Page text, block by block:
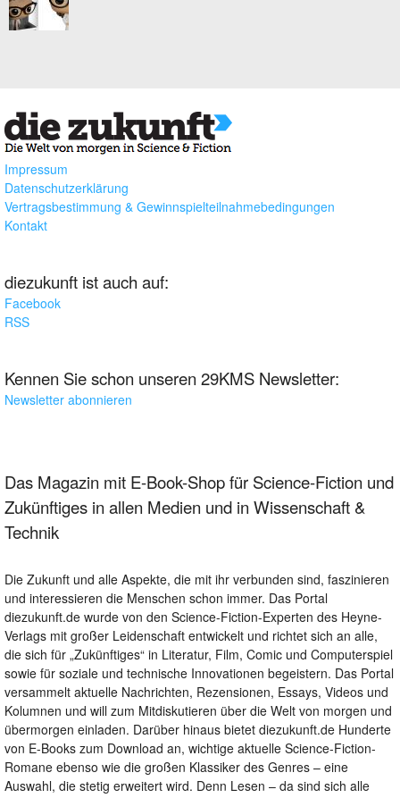
Impressum
Datenschutzerklärung
Vertragsbestimmung & Gewinnspielteilnahmebedingungen
Kontakt
diezukunft ist auch auf:
Facebook
RSS
Kennen Sie schon unseren 29KMS Newsletter:
Newsletter abonnieren
Das Magazin mit E-Book-Shop für Science-Fiction und
Zukünftiges in allen Medien und in Wissenschaft &
Technik
Die Zukunft und alle Aspekte, die mit ihr verbunden sind, faszinieren
und interessieren die Menschen schon immer. Das Portal
diezukunft.de wurde von den Science-Fiction-Experten des Heyne-
Verlags mit großer Leidenschaft entwickelt und richtet sich an alle,
die sich für „Zukünftiges“ in Literatur, Film, Comic und Computerspiel
sowie für soziale und technische Innovationen begeistern. Das Portal
versammelt aktuelle Nachrichten, Rezensionen, Essays, Videos und
Kolumnen und will zum Mitdiskutieren über die Welt von morgen und
übermorgen einladen. Darüber hinaus bietet diezukunft.de Hunderte
von E-Books zum Download an, wichtige aktuelle Science-Fiction-
Romane ebenso wie die großen Klassiker des Genres – eine
Auswahl, die stetig erweitert wird. Denn Lesen – da sind sich alle